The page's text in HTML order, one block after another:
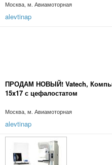
Москва, м. Авиамоторная
alevtinap
ПРОДАМ НОВЫЙ! Vatech,
15x17 с цефалостатом
Москва, м. Авиамоторная
alevtinap